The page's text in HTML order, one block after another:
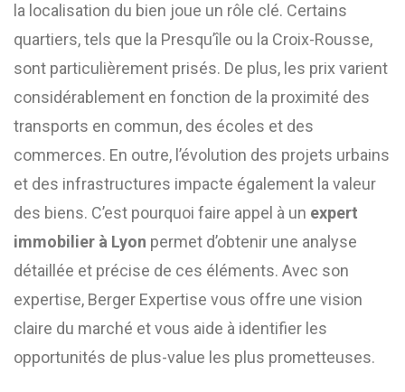
la localisation du bien joue un rôle clé. Certains
quartiers, tels que la Presqu’île ou la Croix-Rousse,
sont particulièrement prisés. De plus, les prix varient
considérablement en fonction de la proximité des
transports en commun, des écoles et des
commerces. En outre, l’évolution des projets urbains
et des infrastructures impacte également la valeur
des biens. C’est pourquoi faire appel à un expert
immobilier à Lyon permet d’obtenir une analyse
détaillée et précise de ces éléments. Avec son
expertise, Berger Expertise vous offre une vision
claire du marché et vous aide à identifier les
opportunités de plus-value les plus prometteuses.